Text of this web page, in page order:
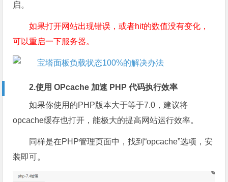
启。
如果打开网站出现错误，或者hit的数值没有变化，
可以重启一下服务器。
2.使用 OPcache 加速 PHP 代码执行效率
如果你使用的PHP版本大于等于7.0，建议将
opcache缓存也打开，能极大的提高网站运行效率。
同样是在PHP管理页面中，找到“opcache”选项，安
装即可。